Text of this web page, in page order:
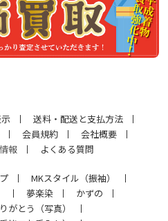
送料・配送と支払方法
会員規約
会社概要
報 よくある質問
MKスタイル（振袖）
夢楽染
かずの
がとう（写真）